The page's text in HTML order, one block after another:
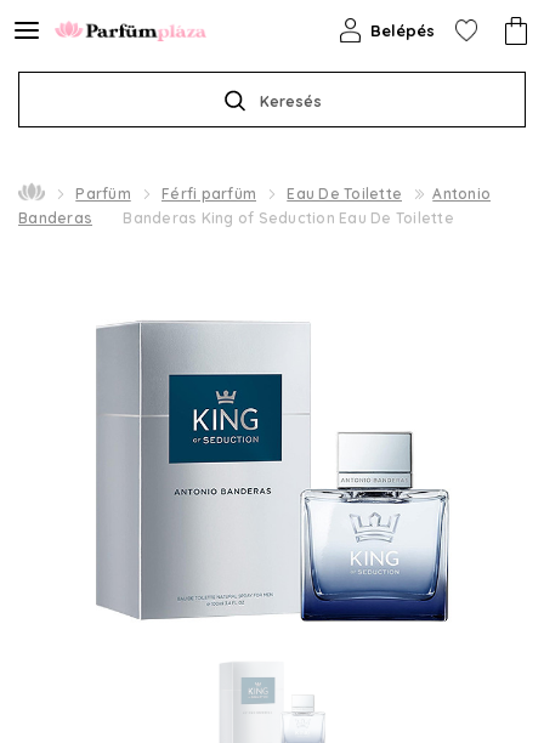
Keresés
Belépés
Parfüm Férfi parfüm Eau De Toilette
Antonio
Banderas
Banderas King of Seduction Eau De Toilette